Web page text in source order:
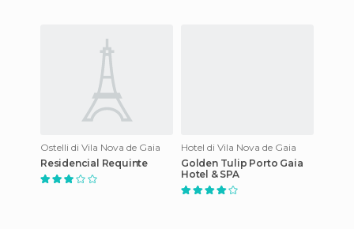
Ostelli di Vila Nova de Gaia
Residencial Requinte
Hotel di Vila Nova de Gaia
Golden Tulip Porto Gaia
Hotel & SPA